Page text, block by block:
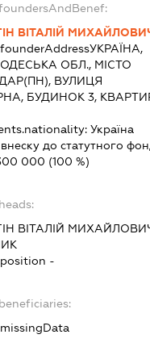
ВІТАЛІЙ
УКРАЇНА,
ОДЕСЬКА ОБЛ., МІСТО
ВУЛИЦЯ
БУДИНОК 3,
Україна
до статутного
000 (100 %)
ВІТАЛІЙ
-